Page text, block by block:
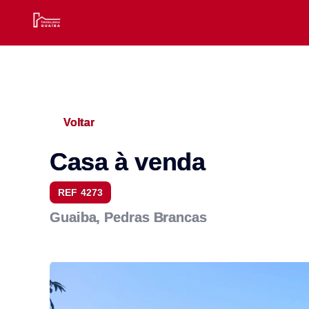
Voltar
Casa à venda
REF 4273
Guaiba, Pedras Brancas